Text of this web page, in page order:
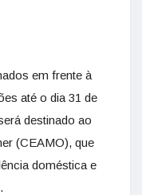
em frente à
até o dia 31 de
destinado ao
(CEAMO), que
doméstica e